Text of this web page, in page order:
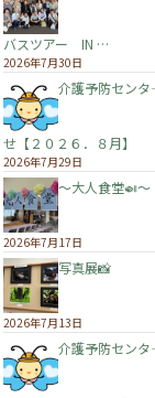
バスツアー IN …
2026年7月30日
介護予防セン
せ【２０２６．８月】
2026年7月29日
～大人食堂🍛～
2026年7月17日
写真展📸
2026年7月13日
介護予防セン